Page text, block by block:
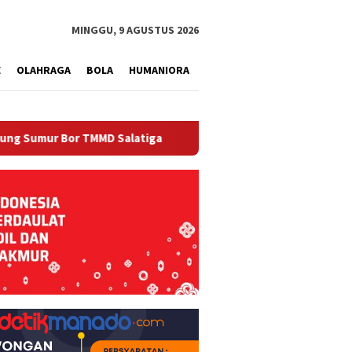
MINGGU, 9 AGUSTUS 2026
OLAHRAGA BOLA HUMANIORA
TMMD Salatiga Kemajuan TMMD Kodim 0714/Salatiga